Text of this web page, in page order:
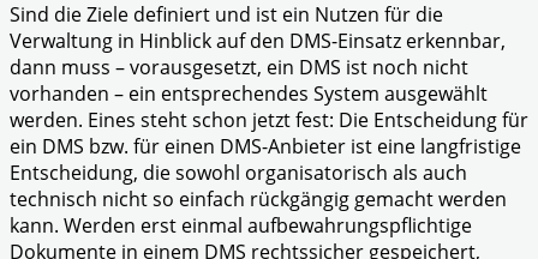
Sind die Ziele definiert und ist ein Nutzen für die
Verwaltung in Hinblick auf den DMS-Einsatz erkennbar,
dann muss – vorausgesetzt, ein DMS ist noch nicht
vorhanden – ein entsprechendes System ausgewählt
werden. Eines steht schon jetzt fest: Die Entscheidung für
ein DMS bzw. für einen DMS-Anbieter ist eine langfristige
Entscheidung, die sowohl organisatorisch als auch
technisch nicht so einfach rückgängig gemacht werden
kann. Werden erst einmal aufbewahrungspflichtige
Dokumente in einem DMS rechtssicher gespeichert,